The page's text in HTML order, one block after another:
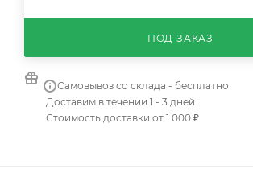
ПОД ЗАКАЗ
Самовывоз со склада - бесплатно
Доставим в течении 1 - 3 дней
Стоимость доставки от 1 000 ₽